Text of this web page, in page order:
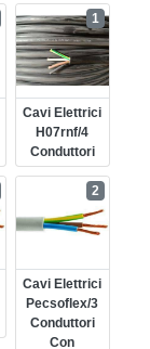
Cavi Elettrici
H07rnf/4
Conduttori
1
Cavi Elettrici
Pecsoflex/3
Conduttori
Con
2